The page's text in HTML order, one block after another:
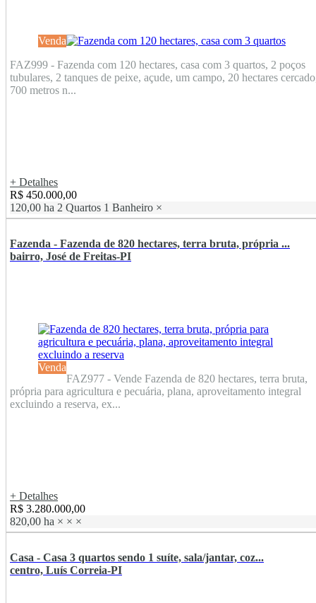
Venda
FAZ999 - Fazenda com 120 hectares, casa com 3 quartos, 2 poços
tubulares, 2 tanques de peixe, açude, um campo, 20 hectares
700 metros n...
+ Detalhes
R$ 450.000,00
120,00 ha 2 Quartos 1 Banheiro ×
Fazenda - Fazenda de 820 hectares, terra bruta, própria ...
bairro, José de Freitas-PI
Venda
FAZ977 - Vende Fazenda de 820 hectares, terra bruta,
própria para agricultura e pecuária, plana, aproveitamento integral
excluindo a reserva, ex...
+ Detalhes
R$ 3.280.000,00
820,00 ha × × ×
Casa - Casa 3 quartos sendo 1 suíte, sala/jantar, coz...
centro, Luís Correia-PI